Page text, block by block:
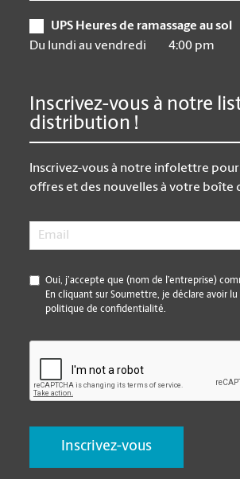
UPS Heures de ramassage au sol
Du lundi au vendredi
4:00 pm
Inscrivez-vous à notre
distribution !
Inscrivez-vous à notre infolettre
offres et des nouvelles à votre boîte
Email
*
Oui, j’accepte que (nom de l’entreprise)
En cliquant sur Soumettre, je déclare avoir
politique de confidentialité.